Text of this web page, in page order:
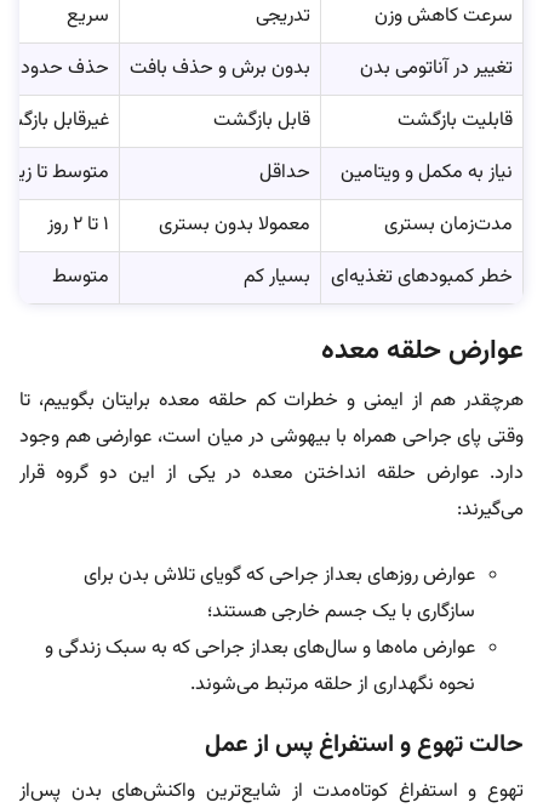
سرعت کاهش وزن تدریجی
سریع
تغییر در آناتومی بدن
بدون برش و حذف بافت
حذف حدود ۸۰٪ معده
قابلیت بازگشت
قابل بازگشت
غیرقابل
نیاز به مکمل و ویتامین
حداقل
متوسط تا زیاد
مدت‌زمان بستری
معمولا بدون بستری
۱ تا ۲ روز
خطر کمبودهای تغذیه‌ای
بسیار کم متوسط
عوارض حلقه معده
هرچقدر هم از ایمنی و خطرات کم حلقه معده برایتان بگوییم، تا
وقتی پای جراحی همراه با بیهوشی در میان است، عوارضی هم وجود
دارد. عوارض حلقه انداختن معده در یکی از این دو گروه قرار
می‌گیرند:
عوارض روزهای بعداز جراحی که گویای تلاش بدن برای
سازگاری با یک جسم خارجی هستند؛
عوارض ماه‌ها و سال‌های بعداز جراحی که به سبک زندگی و
نحوه نگهداری از حلقه مرتبط می‌شوند.
حالت تهوع و استفراغ پس از عمل
تهوع و استفراغ کوتاه‌مدت از شایع‌ترین واکنش‌های بدن پس‌از